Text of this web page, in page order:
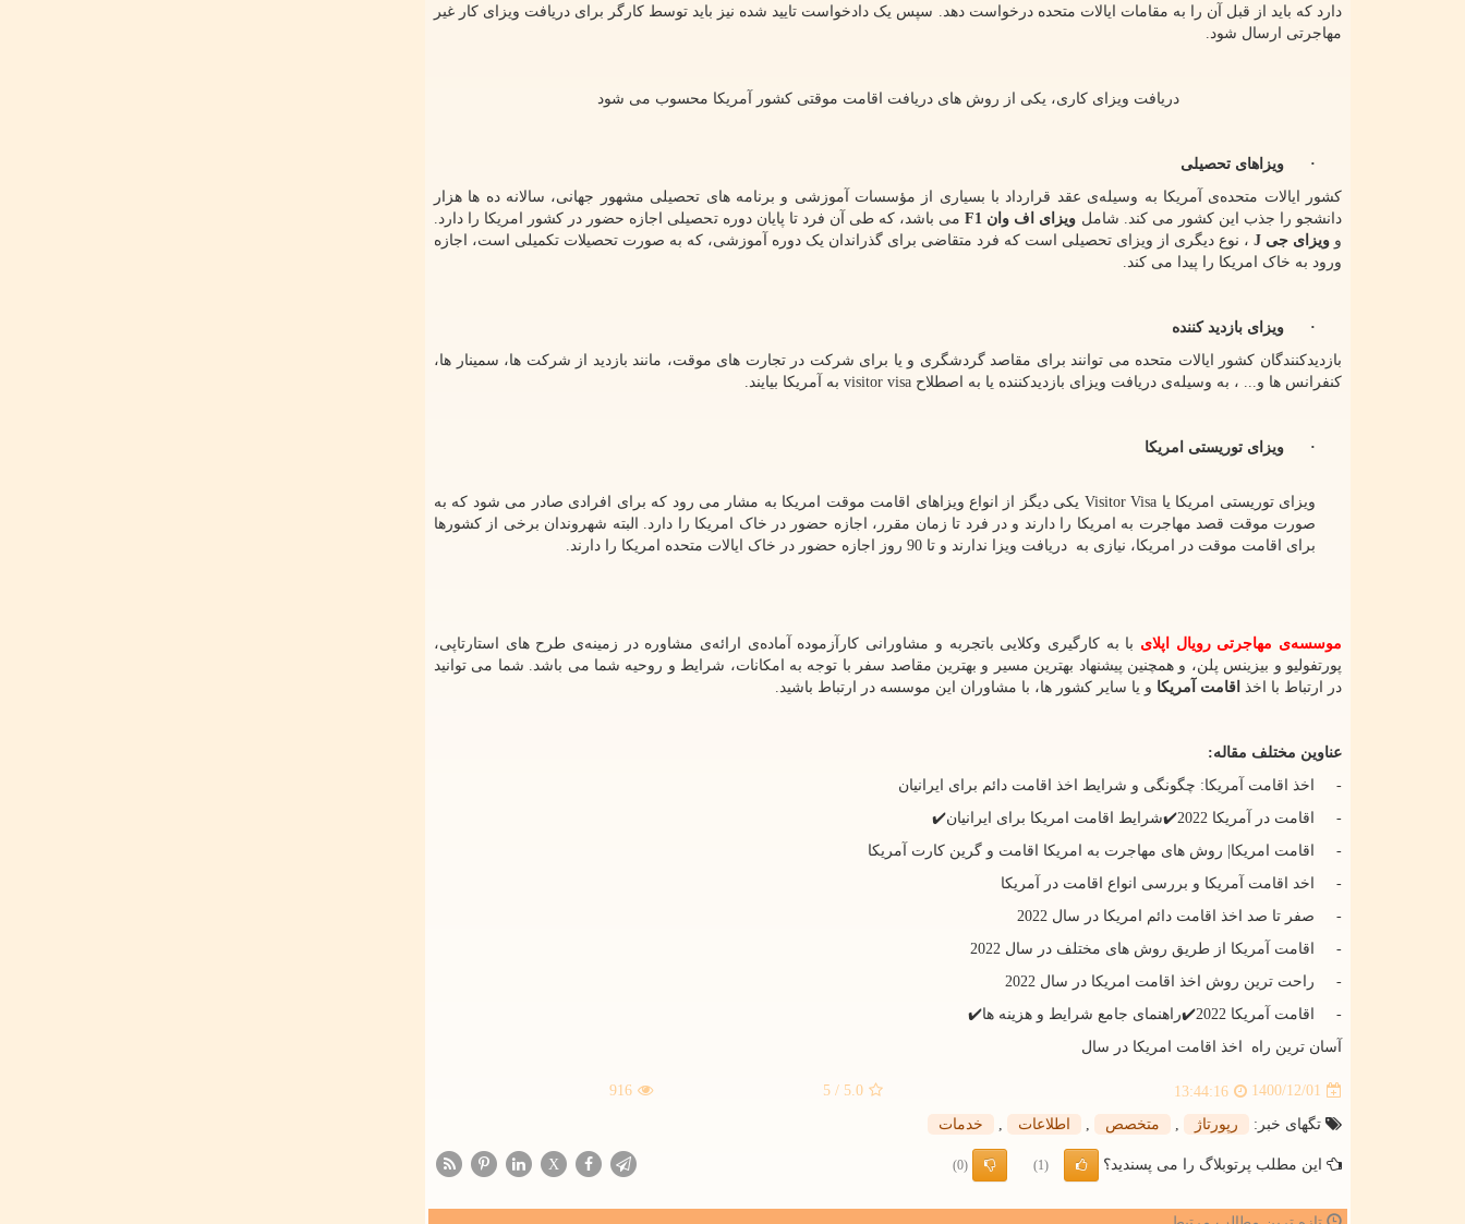
دارد که باید از قبل آن را به مقامات ایالات متحده درخواست دهد. سپس یک دادخواست تایید شده نیز باید توسط کارگر برای دریافت ویزای کار غیر
مهاجرتی ارسال شود.
دریافت ویزای کاری، یکی از روش های دریافت اقامت موقتی کشور آمریکا محسوب می شود
· ویزاهای تحصیلی
کشور ایالات متحده‌ی آمریکا به وسیله‌ی عقد قرارداد با بسیاری از مؤسسات آموزشی و برنامه های تحصیلی مشهور جهانی، سالانه ده ها هزار
دانشجو را جذب این کشور می کند. شامل ویزای اف وان F1می باشد، که طی آن فرد تا پایان دوره تحصیلی اجازه حضور در کشور امریکا را دارد.
و ویزای جی J ، نوع دیگری از ویزای تحصیلی است که فرد متقاضی برای گذراندان یک دوره آموزشی، که به صورت تحصیلات تکمیلی است، اجازه
ورود به خاک امریکا را پیدا می کند.
· ویزای بازدید کننده
بازدیدکنندگان کشور ایالات متحده می توانند برای مقاصد گردشگری و یا برای شرکت در تجارت های موقت، مانند بازدید از شرکت ها، سمینار ها،
کنفرانس ها و... ، به وسیله‌ی دریافت ویزای بازدیدکننده یا به اصطلاح visitor visa به آمریکا بیایند.
· ویزای توریستی امریکا
ویزای توریستی امریکا یا Visitor Visa یکی دیگز از انواع ویزاهای اقامت موقت امریکا به مشار می رود که برای افرادی صادر می شود که به
صورت موقت قصد مهاجرت به امریکا را دارند و در فرد تا زمان مقرر، اجازه حضور در خاک امریکا را دارد. البته شهروندان برخی از کشورها
برای اقامت موقت در امریکا، نیازی به دریافت ویزا ندارند و تا 90 روز اجازه حضور در خاک ایالات متحده امریکا را دارند.
موسسه‌ی مهاجرتی رویال اپلای با به کارگیری وکلایی باتجربه و مشاورانی کارآزموده آماده‌ی ارائه‌ی مشاوره در زمینه‌ی طرح های استارتاپی،
پورتفولیو و بیزینس پلن، و همچنین پیشنهاد بهترین مسیر و بهترین مقاصد سفر با توجه به امکانات، شرایط و روحیه شما می باشد. شما می توانید
در ارتباط با اخذ اقامت آمریکا و یا سایر کشور ها، با مشاوران این موسسه در ارتباط باشید.
عناوین مختلف مقاله:
- اخذ اقامت آمریکا: چگونگی و شرایط اخذ اقامت دائم برای ایرانیان
- اقامت در آمریکا 2022✔️شرایط اقامت امریکا برای ایرانیان✔️
- اقامت امریکا| روش های مهاجرت به امریکا اقامت و گرین کارت آمریکا
- اخد اقامت آمریکا و بررسی انواع اقامت در آمریکا
- صفر تا صد اخذ اقامت دائم امریکا در سال 2022
- اقامت آمریکا از طریق روش های مختلف در سال 2022
- راحت ترین روش اخذ اقامت امریکا در سال 2022
- اقامت آمریکا 2022✔️راهنمای جامع شرایط و هزینه ها✔️
آسان ترین راه اخذ اقامت امریکا در سال
1400/12/01
13:44:16
5.0
/ 5
916
تگهای خبر: رپورتاژ , متخصص , اطلاعات , خدمات
این مطلب پرتوبلاگ را می پسندید؟ (1)
(0)
X